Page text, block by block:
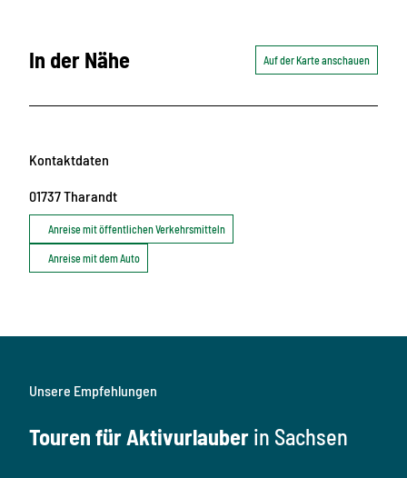
In der Nähe Auf der Karte anschauen
Kontaktdaten
01737Tharandt
Anreise mit öffentlichen Verkehrsmitteln
Anreise mit dem Auto
Unsere Empfehlungen
Touren für Aktivurlauber in Sachsen